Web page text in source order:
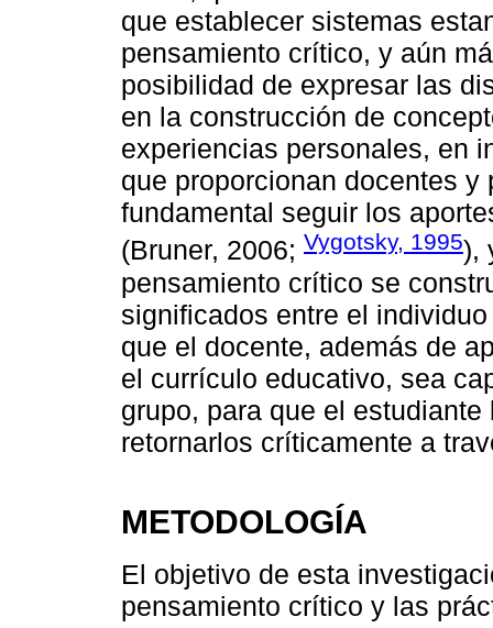
que establecer sistemas
pensamiento crítico, y aún
posibilidad de expresar las
en la construcción de
experiencias personales, en
que proporcionan docentes
fundamental seguir los
(Bruner, 2006; Vygotsky, 1995),
pensamiento crítico se
significados entre el
que el docente, además de
el currículo educativo, sea
grupo, para que el
retornarlos críticamente a
METODOLOGÍA
El objetivo de esta
pensamiento crítico y las